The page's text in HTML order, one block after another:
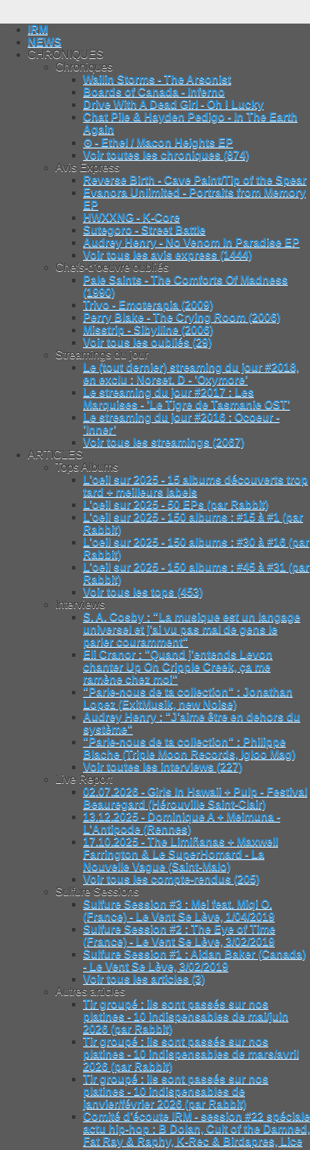
IRM
NEWS
CHRONIQUES
Chroniques
Wailin Storms - The Arsonist
Boards of Canada - Inferno
Drive With A Dead Girl - Oh ! Lucky
Chat Pile & Hayden Pedigo - In The Earth
Again
⊙ - Ethel / Macon Heights EP
Voir toutes les chroniques (874)
Avis Express
Reverse Birth - Cave Paint/Tip of the Spear
Evanora Unlimited - Portraits from Memory
EP
HWXXNG - K-Core
Sutegoro - Street Battle
Audrey Henry - No Venom In Paradise EP
Voir tous les avis express (1444)
Chefs-d'oeuvre oubliés
Pale Saints - The Comforts Of Madness
(1990)
Trivo - Emoterapia (2009)
Perry Blake - The Crying Room (2006)
Misstrip - Sibylline (2006)
Voir tous les oubliés (29)
Streamings du jour
Le (tout dernier) streaming du jour #2018,
en exclu : Norset. D - ’Oxymore’
Le streaming du jour #2017 : Les
Marquises - ’Le Tigre de Tasmanie OST’
Le streaming du jour #2016 : Ocoeur -
’Inner’
Voir tous les streamings (2067)
ARTICLES
Tops Albums
L’oeil sur 2025 - 15 albums découverts trop
tard + meilleurs labels
L’oeil sur 2025 - 50 EPs (par Rabbit)
L’oeil sur 2025 - 150 albums : #15 à #1 (par
Rabbit)
L’oeil sur 2025 - 150 albums : #30 à #16 (par
Rabbit)
L’oeil sur 2025 - 150 albums : #45 à #31 (par
Rabbit)
Voir tous les tops (453)
Interviews
S. A. Cosby : "La musique est un langage
universel et j’ai vu pas mal de gens le
parler couramment"
Eli Cranor : "Quand j’entends Levon
chanter Up On Cripple Creek, ça me
ramène chez moi"
"Parle-nous de ta collection" : Jonathan
Lopez (ExitMusik, new Noise)
Audrey Henry : "J’aime être en dehors du
système"
"Parle-nous de ta collection" : Philippe
Blache (Triple Moon Records, Igloo Mag)
Voir toutes les interviews (227)
Live Report
02.07.2026 - Girls In Hawaii + Pulp - Festival
Beauregard (Hérouville Saint-Clair)
13.12.2025 - Dominique A + Meimuna -
L’Antipode (Rennes)
17.10.2025 - The Limiñanas + Maxwell
Farrington & Le SuperHomard - La
Nouvelle Vague (Saint-Malo)
Voir tous les compte-rendus (205)
Sulfure Sessions
Sulfure Session #3 : Mei feat. Miqi O.
(France) - Le Vent Se Lève, 1/04/2019
Sulfure Session #2 : The Eye of Time
(France) - Le Vent Se Lève, 3/02/2019
Sulfure Session #1 : Aidan Baker (Canada)
- Le Vent Se Lève, 3/02/2019
Voir tous les articles (3)
Autres articles
Tir groupé : ils sont passés sur nos
platines - 10 indispensables de mai/juin
2026 (par Rabbit)
Tir groupé : ils sont passés sur nos
platines - 10 indispensables de mars/avril
2026 (par Rabbit)
Tir groupé : ils sont passés sur nos
platines - 10 indispensables de
janvier/février 2026 (par Rabbit)
Comité d’écoute IRM - session #22 spéciale
actu hip-hop : B Dolan, Cult of the Damned,
Fat Ray & Raphy, K-Rec & Birdapres, Lice